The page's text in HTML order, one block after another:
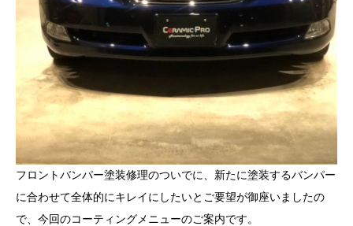
フロントバンパー塗装修理のついでに、新たに塗装するバンパー
に合わせて全体的にキレイにしたいとご要望が御座いましたの
で、今回のコーティングメニューのご案内です。